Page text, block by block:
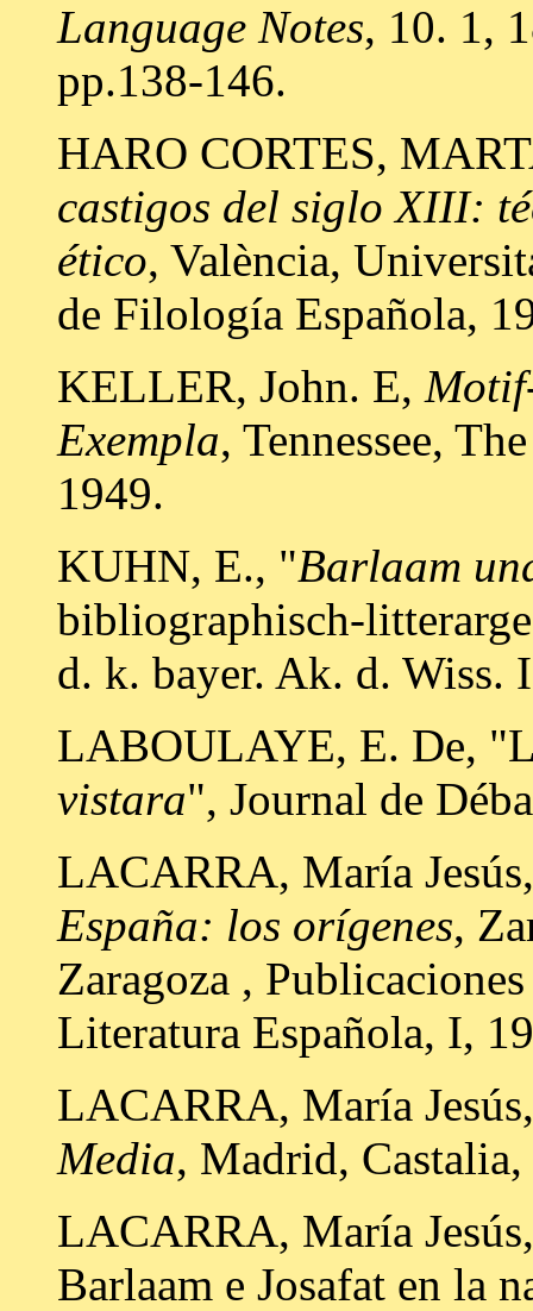
Language Notes, 10. 1,
pp.138-146.
HARO CORTES,
castigos del siglo XIII:
ético, València,
de Filología Española,
KELLER, John. E,
Exempla, Tennessee,
1949.
KUHN, E., "Barlaam
bibliographisch-
d. k. bayer. Ak. d. Wiss.
LABOULAYE, E. De,
vistara", Journal de
LACARRA, María
España: los orígenes,
Zaragoza ,
Literatura Española, I,
LACARRA, María
Media, Madrid,
LACARRA, María
Barlaam e Josafat en la